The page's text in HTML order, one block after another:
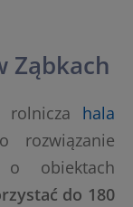
Ząbkach
rolnicza hala
rozwiązanie
o obiektach
do 180